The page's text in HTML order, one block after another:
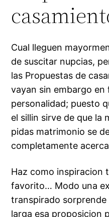
Cual lleguen
de suscitar nupcias,
las Propuestas de
vayan sin embargo en
personalidad; puesto
el silli­n sirve de que la
pidas matrimonio se
completamente
Haz como inspiracion
favorito… Modo una
transpirado sorprende
larga esa proposicion